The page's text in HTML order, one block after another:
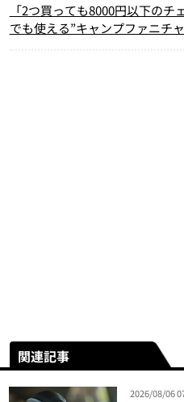
「2つ買っても8000円以下の
でも使える”キャンプファニチ
関連記事
2026/08/06